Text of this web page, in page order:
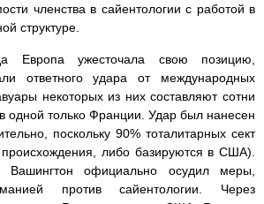
членства в сайентологии с работой в
структуре.
Европа ужесточала свою позицию,
ответного удара от международных
некоторых из них составляют сотни
одной только Франции. Удар был нанесен
поскольку 90% тоталитарных сект
происхождения, либо базируются в США).
официально осудил меры,
против сайентологии. Через